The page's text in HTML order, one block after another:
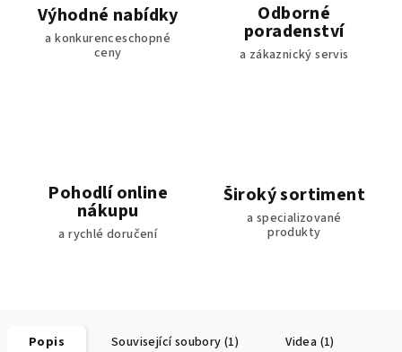
Výhodné nabídky
a konkurenceschopné
ceny
Odborné
poradenství
a zákaznický servis
Pohodlí online
nákupu
a rychlé doručení
Široký sortiment
a specializované
produkty
Popis Související soubory (1) Videa (1)